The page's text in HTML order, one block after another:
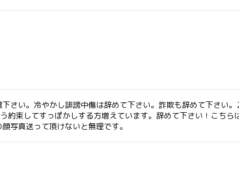
さい。冷やかし誹謗中傷は辞めて下さい。詐欺も辞めて下さい
束してすっぽかしする方増えています。辞めて下さい！こち
写真送って頂けないと無理です。